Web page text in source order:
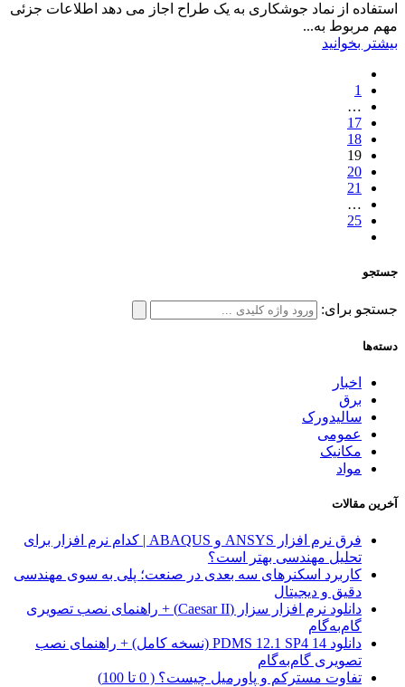
استفاده از نماد جوشکاری به یک طراح اجاز می دهد اطلاعات جزئی
مهم مربوط به...
بیشتر بخوانید
1
…
17
18
19
20
21
…
25
جستجو
جستجو برای:
دسته‌ها
اخبار
برق
سالیدورک
عمومی
مکانیک
مواد
آخرین مقالات
فرق نرم افزار ANSYS و ABAQUS | کدام نرم افزار برای
تحلیل مهندسی بهتر است؟
کاربرد اسکنرهای سه‌ بعدی در صنعت؛ پلی به سوی مهندسی
دقیق و دیجیتال
دانلود نرم افزار سزار (Caesar II) + راهنمای نصب تصویری
گام‌به‌گام
دانلود PDMS 12.1 SP4 14 (نسخه کامل) + راهنمای نصب
تصویری گام‌به‌گام
تفاوت مسترکم و پاورمیل چیست؟ ( 0 تا 100)